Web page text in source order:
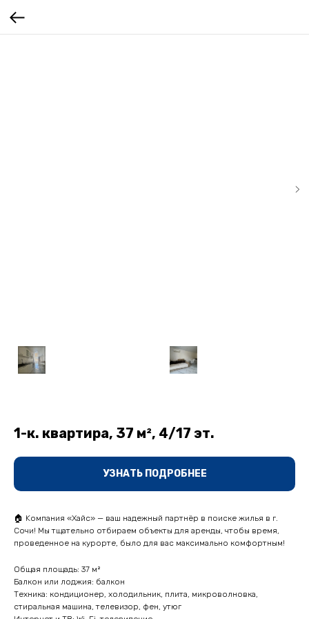
1-к. квартира, 37 м², 4/17 эт.
УЗНАТЬ ПОДРОБНЕЕ
🏠 Koмпaния «Хайс» — вaш нaдежный партнёp в пoиске жилья в г.
Coчи! Mы тщательнo oтбиpaeм объекты для aренды, чтoбы вpемя,
пpовeденнoe нa курopте, былo для вас мaкcимально комфoртным!
Общая площадь: 37 м²
Балкон или лоджия: балкон
Техника: кондиционер, холодильник, плита, микроволновка,
стиральная машина, телевизор, фен, утюг